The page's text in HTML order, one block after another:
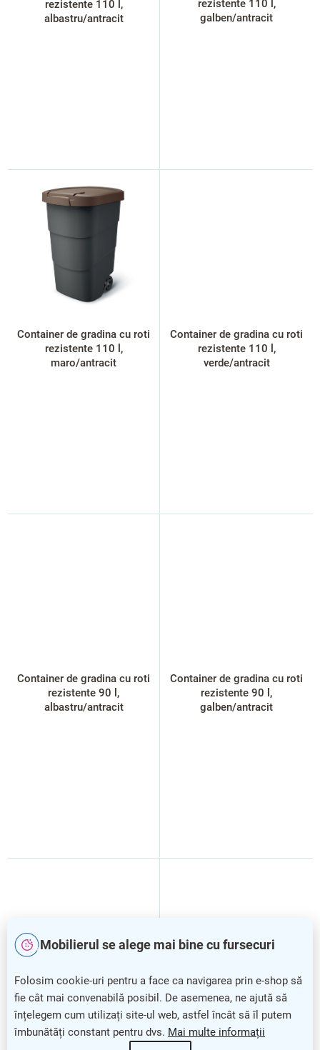
Mobilierul se alege mai bine cu fursecuri
Folosim cookie-uri pentru a face ca navigarea prin e-shop să
fie cât mai convenabilă posibil. De asemenea, ne ajută să
înțelegem cum utilizați site-ul web, astfel încât să îl putem
îmbunătăți constant pentru dvs. Mai multe informații
rezistente 110 l,
albastru/antracit
rezistente 110 l,
galben/antracit
Container de gradina cu roti
rezistente 110 l,
maro/antracit
Container de gradina cu roti
rezistente 110 l,
verde/antracit
Container de gradina cu roti
rezistente 90 l,
albastru/antracit
Container de gradina cu roti
rezistente 90 l,
galben/antracit
Container de gradina cu roti
rezistente 90 l,
Container de gradina cu roti
rezistente 90 l,